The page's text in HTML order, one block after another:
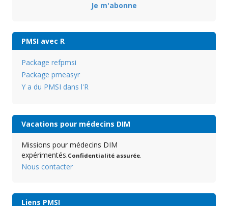
Je m'abonne
PMSI avec R
Package refpmsi
Package pmeasyr
Y a du PMSI dans l'R
Vacations pour médecins DIM
Missions pour médecins DIM
expérimentés.Confidentialité assurée.
Nous contacter
Liens PMSI